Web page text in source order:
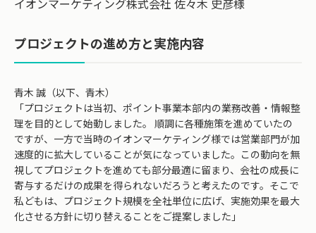
イオンマーケティング株式会社 佐々木 史彦様
プロジェクトの進め方と実施内容
青木 誠（以下、青木）
「プロジェクトは当初、ポイント事業本部内の業務改善・情報整
理を目的として始動しました。 順調に各種施策を進めていたの
ですが、一方で当時のイオンマーケティング様では営業部門が加
速度的に拡大していることが気になっていました。この動向を無
視してプロジェクトを進めても部分最適に留まり、会社の成長に
寄与するだけの成果を得られないだろうと考えたのです。そこで
私どもは、プロジェクト規模を全社単位に広げ、実施効果を最大
化させる方針に切り替えることをご提案しました」